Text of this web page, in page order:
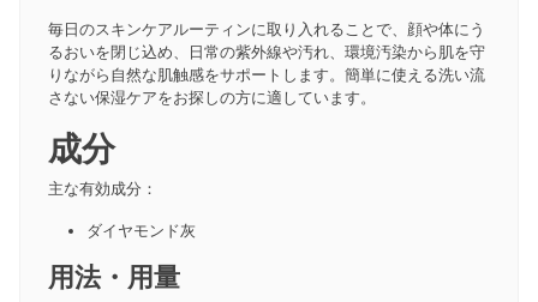
毎日のスキンケアルーティンに取り入れることで、顔や体にう
るおいを閉じ込め、日常の紫外線や汚れ、環境汚染から肌を守
りながら自然な肌触感をサポートします。簡単に使える洗い流
さない保湿ケアをお探しの方に適しています。
成分
主な有効成分：
ダイヤモンド灰
用法・用量